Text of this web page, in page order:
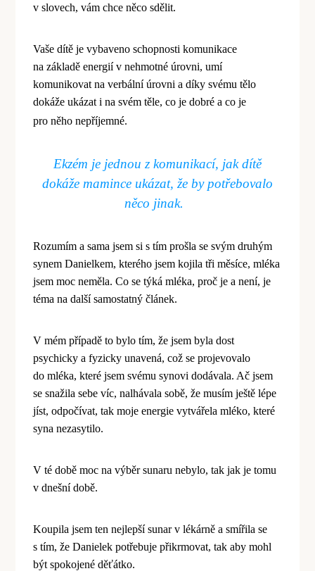
v slovech, vám chce něco sdělit.
Vaše dítě je vybaveno schopnosti komunikace
na základě energiív nehmotné úrovni, umí
komunikovat na verbální úrovni a díky svému tělo
dokáže ukázat i na svém těle, co je dobré a co je
pro něho nepříjemné.
Ekzém je jednou z komunikací, jak dítě
dokáže mamince ukázat, že by potřebovalo
něco jinak.
Rozumím a sama jsem si s tím prošla se svým druhým
synem Danielkem, kterého jsem kojila tři měsíce, mléka
jsem moc neměla. Co se týká mléka, proč je a není, je
téma na další samostatný článek.
V mém případě to bylo tím, že jsem byla dost
psychicky a fyzicky unavená, což se projevovalo
do mléka, kteréjsem svému synovi dodávala. Ač jsem
se snažila sebe víc, nalhávala sobě, že musím ještě lépe
jíst, odpočívat, tak moje energie vytvářela mléko, které
syna nezasytilo.
V tédobě moc na výběr sunaru nebylo, tak jak je tomu
v dnešní době.
Koupila jsem ten nejlepší sunar v lékárně a smířila se
s tím, že Danielek potřebuje přikrmovat, tak aby mohl
být spokojenéděťátko.